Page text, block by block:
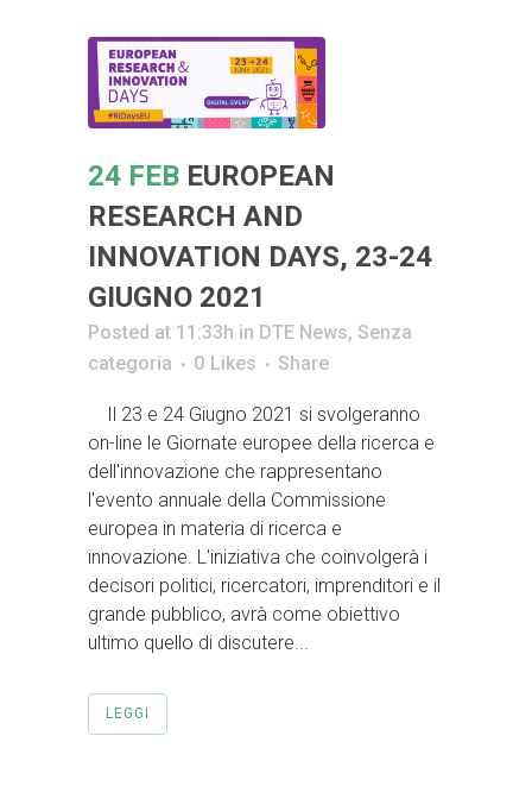
24 FEB EUROPEAN
RESEARCH AND
INNOVATION DAYS, 23-24
GIUGNO 2021
Posted at 11:33h in DTE News, Senza
categoria
0 Likes Share
Il 23 e 24 Giugno 2021 si svolgeranno
on-line le Giornate europee della ricerca e
dell'innovazione che rappresentano
l'evento annuale della Commissione
europea in materia di ricerca e
innovazione. L'iniziativa che coinvolgerà i
decisori politici, ricercatori, imprenditori e il
grande pubblico, avrà come obiettivo
ultimo quello di discutere...
LEGGI